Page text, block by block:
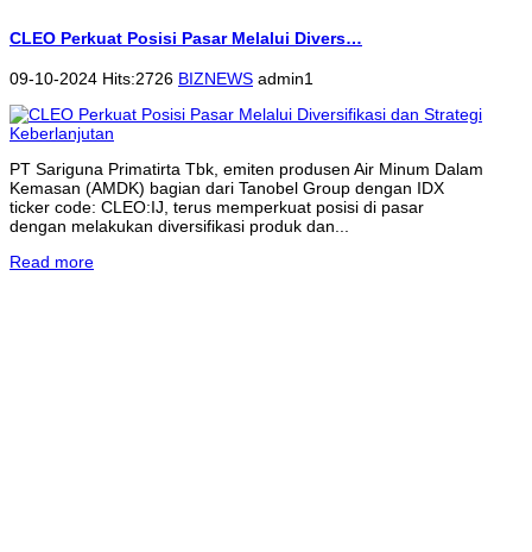
CLEO Perkuat Posisi Pasar Melalui Divers…
09-10-2024 Hits:2726 BIZNEWS admin1
PT Sariguna Primatirta Tbk, emiten produsen Air Minum Dalam
Kemasan (AMDK) bagian dari Tanobel Group dengan IDX
ticker code: CLEO:IJ, terus memperkuat posisi di pasar
dengan melakukan diversifikasi produk dan...
Read more